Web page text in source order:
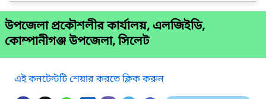
উপজেলা প্রকৌশলীর কার্যালয়, এলজিইডি,
কোম্পানীগঞ্জ উপজেলা, সিলেট
এই কনটেন্টটি শেয়ার করতে ক্লিক করুন